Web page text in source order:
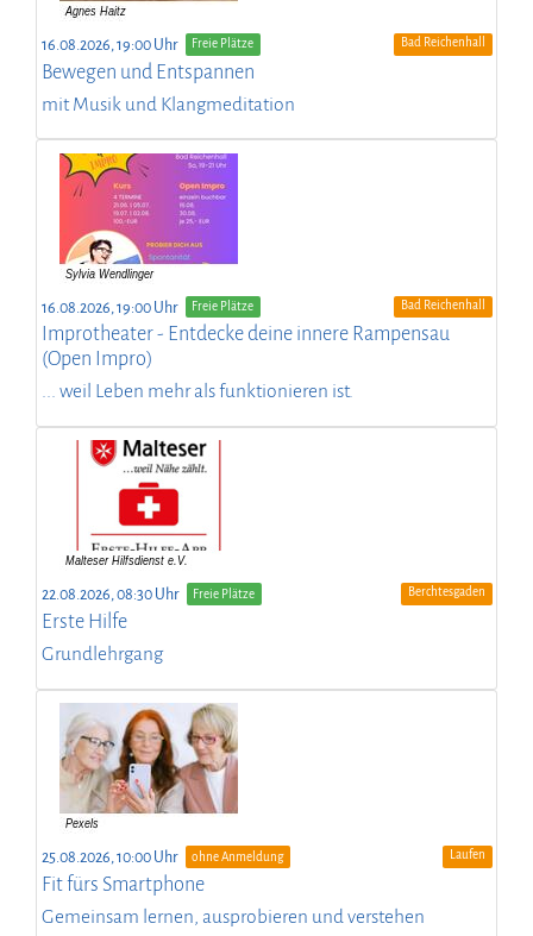
16.08.2026, 19:00 Uhr Freie Plätze Bad Reichenhall
Bewegen und Entspannen
mit Musik und Klangmeditation
16.08.2026, 19:00 Uhr Freie Plätze Bad Reichenhall
Improtheater - Entdecke deine innere Rampensau
(Open Impro)
... weil Leben mehr als funktionieren ist.
22.08.2026, 08:30 Uhr Freie Plätze Berchtesgaden
Erste Hilfe
Grundlehrgang
25.08.2026, 10:00 Uhr ohne Anmeldung Laufen
Fit fürs Smartphone
Gemeinsam lernen, ausprobieren und verstehen